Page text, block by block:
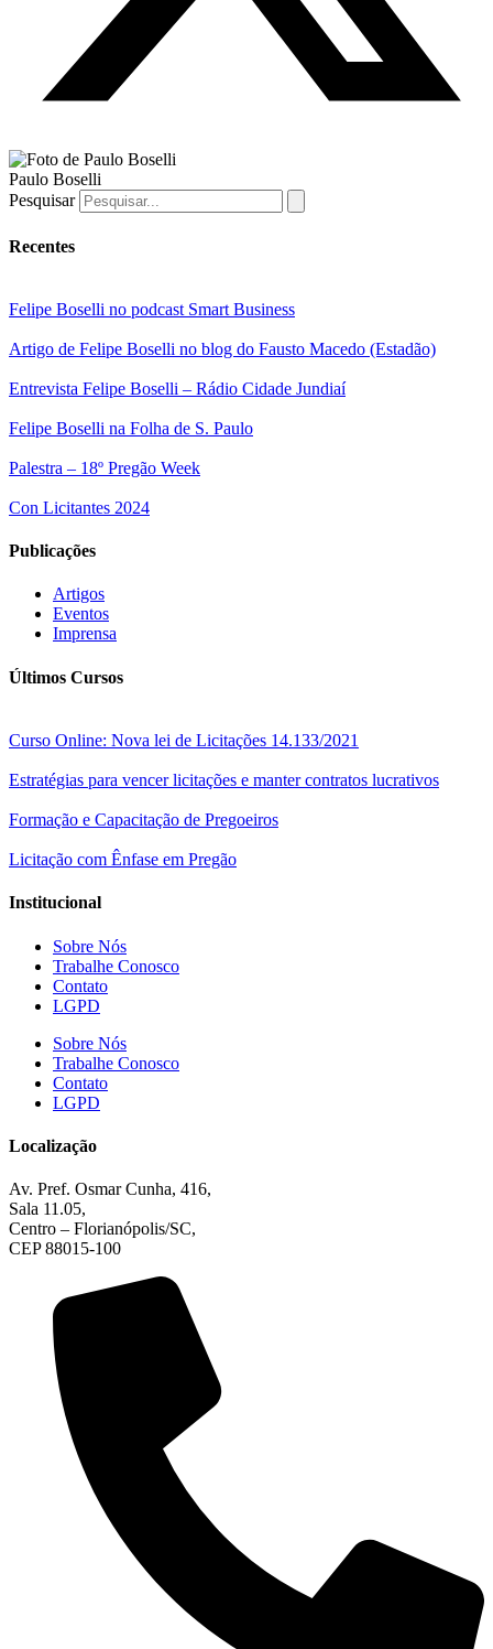
Paulo Boselli
Pesquisar
Recentes
Felipe Boselli no podcast Smart Business
Artigo de Felipe Boselli no blog do Fausto Macedo (Estadão)
Entrevista Felipe Boselli – Rádio Cidade Jundiaí
Felipe Boselli na Folha de S. Paulo
Palestra – 18º Pregão Week
Con Licitantes 2024
Publicações
Artigos
Eventos
Imprensa
Últimos Cursos
Curso Online: Nova lei de Licitações 14.133/2021
Estratégias para vencer licitações e manter contratos lucrativos
Formação e Capacitação de Pregoeiros
Licitação com Ênfase em Pregão
Institucional
Sobre Nós
Trabalhe Conosco
Contato
LGPD
Sobre Nós
Trabalhe Conosco
Contato
LGPD
Localização
Av. Pref. Osmar Cunha, 416,
Sala 11.05,
Centro – Florianópolis/SC,
CEP 88015-100